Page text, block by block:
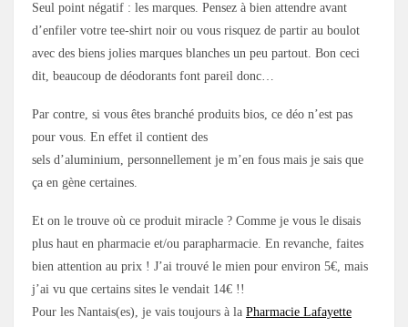
Seul point négatif : les marques. Pensez à bien attendre avant
d’enfiler votre tee-shirt noir ou vous risquez de partir au boulot
avec des biens jolies marques blanches un peu partout. Bon ceci
dit, beaucoup de déodorants font pareil donc…
Par contre, si vous êtes branché produits bios, ce déo n’est pas
pour vous. En effet il contient des
sels d’aluminium, personnellement je m’en fous mais je sais que
ça en gène certaines.
Et on le trouve où ce produit miracle ? Comme je vous le disais
plus haut en pharmacie et/ou parapharmacie. En revanche, faites
bien attention au prix ! J’ai trouvé le mien pour environ 5€, mais
j’ai vu que certains sites le vendait 14€ !!
Pour les Nantais(es), je vais toujours à la Pharmacie Lafayette